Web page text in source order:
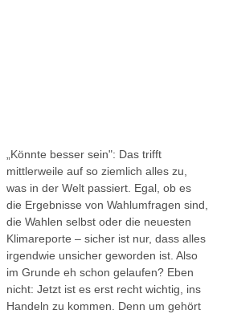
„Könnte besser sein": Das trifft
mittlerweile auf so ziemlich alles zu,
was in der Welt passiert. Egal, ob es
die Ergebnisse von Wahlumfragen sind,
die Wahlen selbst oder die neuesten
Klimareporte – sicher ist nur, dass alles
irgendwie unsicher geworden ist. Also
im Grunde eh schon gelaufen? Eben
nicht: Jetzt ist es erst recht wichtig, ins
Handeln zu kommen. Denn um gehört